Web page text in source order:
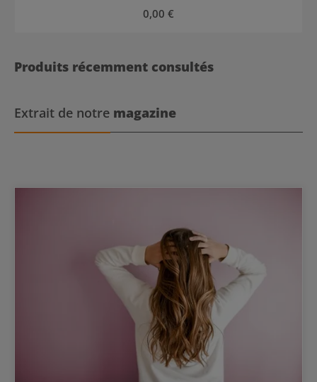
Prix régulier :
0,00 €
Produits récemment consultés
Extrait de notre magazine